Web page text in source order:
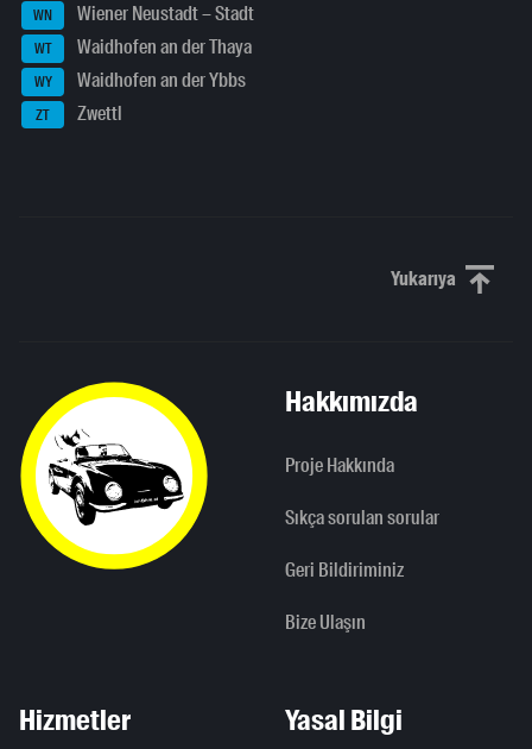
WN Wiener Neustadt – Stadt
WT Waidhofen an der Thaya
WY Waidhofen an der Ybbs
ZT Zwettl
YukarıyaYukarı
Hakkımızda
Proje Hakkında
Sıkça sorulan sorular
Geri Bildiriminiz
Bize Ulaşın
Hizmetler Yasal Bilgi